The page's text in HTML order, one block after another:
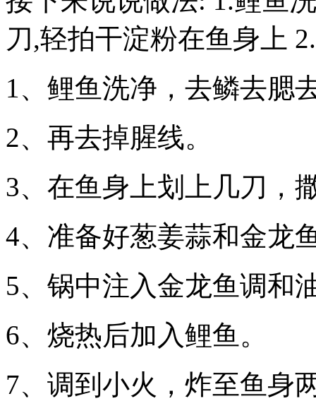
刀,轻拍干淀粉在鱼身上
1、鲤鱼洗净，去鳞去腮
2、再去掉腥线。
3、在鱼身上划上几刀，
4、准备好葱姜蒜和金龙
5、锅中注入金龙鱼调和
6、烧热后加入鲤鱼。
7、调到小火，炸至鱼身